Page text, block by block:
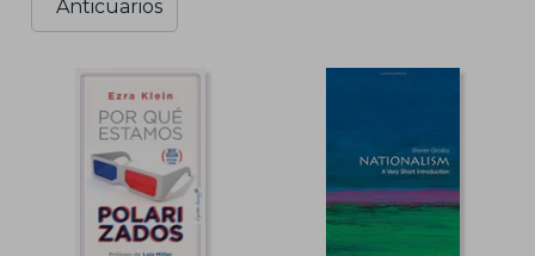
Anticuarios